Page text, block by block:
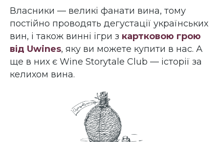
Власники — великі фанати вина, тому
постійно проводять дегустації українських
вин, і також винні ігри з картковою грою
від Uwines, яку ви можете купити в нас. А
ще в них є Wine Storytale Club — історії за
келихом вина.